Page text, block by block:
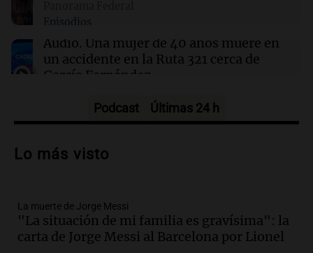
El juicio a "Pity" Álvarez por el asesinato de
Cristian Díaz en Villa Lugano iniciará este
lunes
Episodios
Audio. Una mujer de 40 años muere en
un accidente en la Ruta 321 cerca de
García Fernández
Audio.El Tesoro Nacional captura 12
liquidez de 4 billones
Audio.La lección del Titanic y la
humildad en tiempos de tormenta
según San Ignacio de Loyola
Podcast Últimas 24 h
Lo más visto
La muerte de Jorge Messi
"La situación de mi familia es gravísima": la
carta de Jorge Messi al Barcelona por Lionel